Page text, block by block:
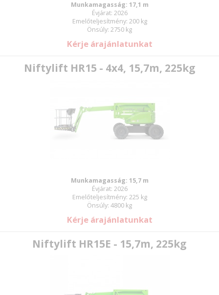
Munkamagasság: 17,1 m
Évjárat: 2026
Emelőteljesítmény: 200 kg
Önsúly: 2750 kg
Kérje árajánlatunkat
Niftylift HR15 - 4x4, 15,7m, 225kg
Munkamagasság: 15,7 m
Évjárat: 2026
Emelőteljesítmény: 225 kg
Önsúly: 4800 kg
Kérje árajánlatunkat
Niftylift HR15E - 15,7m, 225kg
Új jelszó